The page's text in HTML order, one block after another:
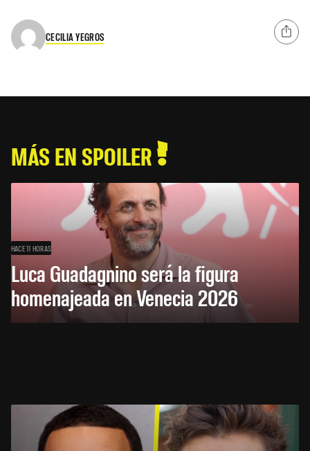
CECILIA YEGROS
MÁS EN SPOILER
HACE 11 HORAS
Luca Guadagnino será la figura
homenajeada en Venecia 2026